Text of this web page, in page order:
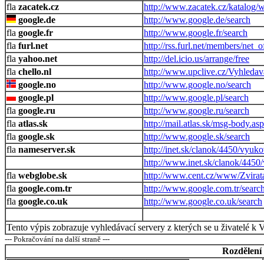
zacatek.cz
http://www.zacatek.cz/katalog/
google.de
http://www.google.de/search
google.fr
http://www.google.fr/search
furl.net
http://rss.furl.net/members/
yahoo.net
http://del.icio.us/arrange/free
chello.nl
http://www.upclive.cz/
google.no
http://www.google.no/search
google.pl
http://www.google.pl/search
google.ru
http://www.google.ru/search
atlas.sk
http://mail.atlas.sk/msg-
google.sk
http://www.google.sk/search
nameserver.sk
http://inet.sk/clanok/4450/
http://www.inet.sk/clanok/
webglobe.sk
http://www.cent.cz/www/
google.com.tr
http://www.google.com.tr/
google.co.uk
http://www.google.co.uk/search
Tento výpis zobrazuje vyhledávací servery z kterých se u živatelé k
--- Pokračování na další straně ---